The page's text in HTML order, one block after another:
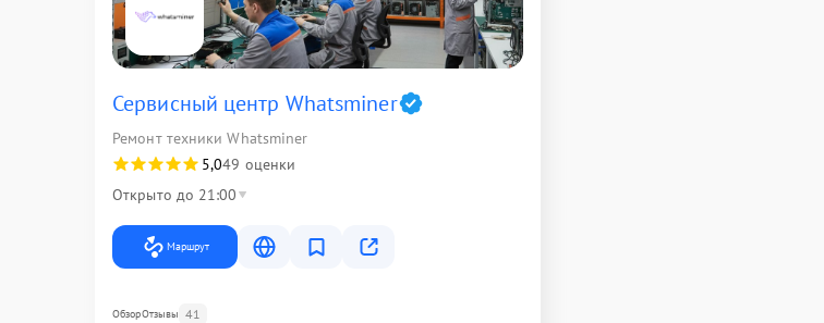
Сервисный центр Whatsminer
Ремонт техники Whatsminer
5,049 оценки
Открыто до 21:00
Маршрут
ОбзорОтзывы 41